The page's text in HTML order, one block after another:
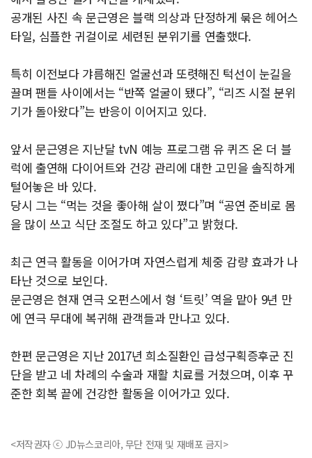
공개된 사진 속 문근영은 블랙 의상과 단정하게 묶은 헤어스
타일, 심플한 귀걸이로 세련된 분위기를 연출했다.
특히 이전보다 갸름해진 얼굴선과 또렷해진 턱선이 눈길을
끌며 팬들 사이에서는 “반쪽 얼굴이 됐다”, “리즈 시절 분위
기가 돌아왔다”는 반응이 이어지고 있다.
앞서 문근영은 지난달 tvN 예능 프로그램 유 퀴즈 온 더 블
럭에 출연해 다이어트와 건강 관리에 대한 고민을 솔직하게
털어놓은 바 있다.
당시 그는 “먹는 것을 좋아해 살이 쪘다”며 “공연 준비로 몸
을 많이 쓰고 식단 조절도 하고 있다”고 밝혔다.
최근 연극 활동을 이어가며 자연스럽게 체중 감량 효과가 나
타난 것으로 보인다.
문근영은 현재 연극 오펀스에서 형 ‘트릿’ 역을 맡아 9년 만
에 연극 무대에 복귀해 관객들과 만나고 있다.
한편 문근영은 지난 2017년 희소질환인 급성구획증후군 진
단을 받고 네 차례의 수술과 재활 치료를 거쳤으며, 이후 꾸
준한 회복 끝에 건강한 활동을 이어가고 있다.
<저작권자 ⓒ JD뉴스코리아, 무단 전재 및 재배포 금지>